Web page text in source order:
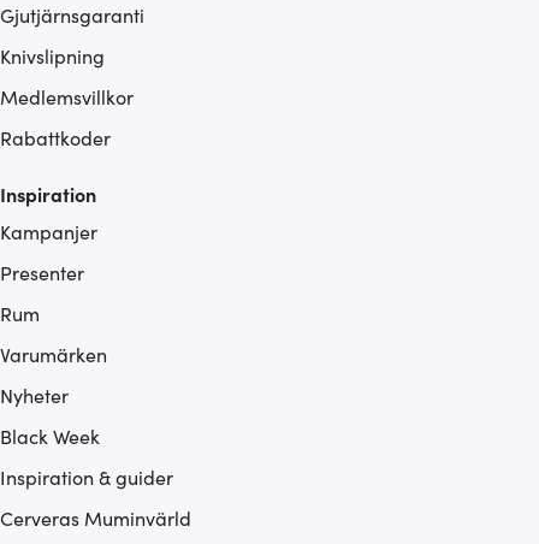
Gjutjärnsgaranti
Knivslipning
Medlemsvillkor
Rabattkoder
Inspiration
Kampanjer
Presenter
Rum
Varumärken
Nyheter
Black Week
Inspiration & guider
Cerveras Muminvärld